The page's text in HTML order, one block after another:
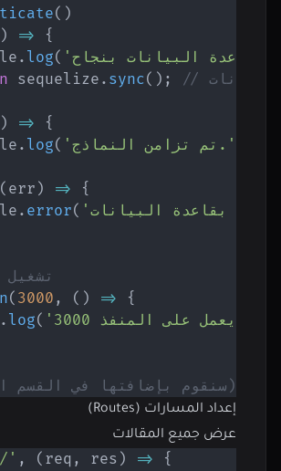
( )
) =>
{
. log(
sequelize . sync( ) ;
) =>
{
. log( 'تم تزامن النماذج.'
( err ) =>
{
. error(
//
( 3000 , ( ) =>
{
. log(
هنا (سنقوم بإضافتها في القسم
إعداد المسارات (Routes)
عرض جميع المقالات
' , ( req , res ) =>
{